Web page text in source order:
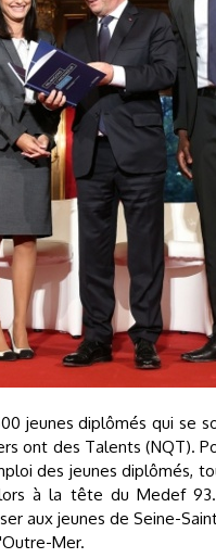
jeunes diplômés qui se
ont des Talents (NQT).
des jeunes diplômés,
à la tête du Medef
aux jeunes de Seine-
Mer.